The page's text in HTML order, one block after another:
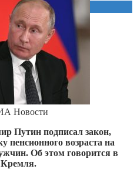
Новости
Путин подписал закон,
возраста на
Об этом говорится в
Кремля.